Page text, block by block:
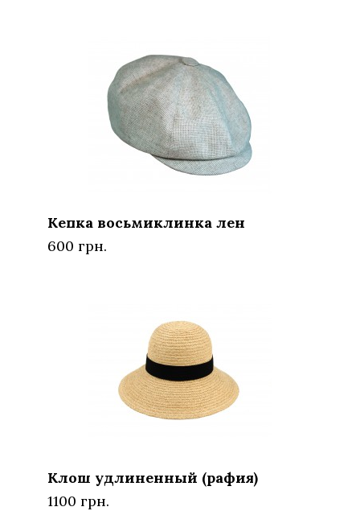
Кепка восьмиклинка лен
600 грн.
Клош удлиненный (рафия)
1100 грн.